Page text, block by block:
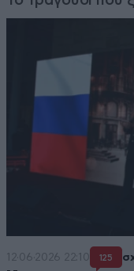
12·06·2026 22:10 125